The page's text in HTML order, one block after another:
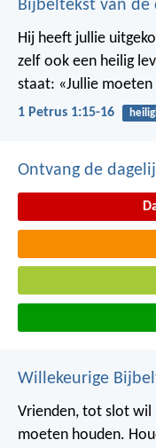
Bijbeltekst van de
Hij heeft jullie
zelf ook een heilig
staat: «Jullie
1 Petrus 1:15-16
Ontvang de
Willekeurige
Vrienden, tot slot wil
moeten houden.